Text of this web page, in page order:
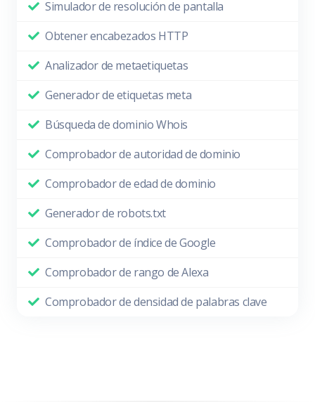
Simulador de resolución de pantalla
Obtener encabezados HTTP
Analizador de metaetiquetas
Generador de etiquetas meta
Búsqueda de dominio Whois
Comprobador de autoridad de dominio
Comprobador de edad de dominio
Generador de robots.txt
Comprobador de índice de Google
Comprobador de rango de Alexa
Comprobador de densidad de palabras clave